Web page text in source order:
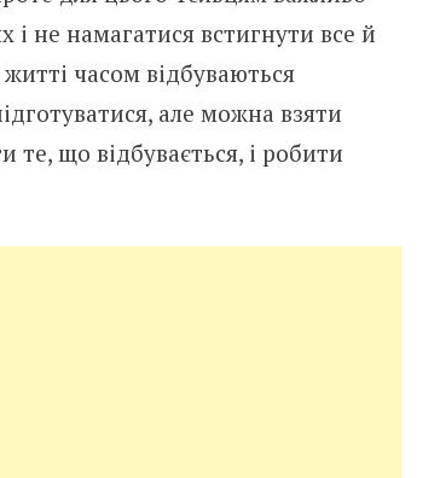
не намагатися встигнути все й
часом відбуваються
але можна взяти
те, що відбувається, і робити